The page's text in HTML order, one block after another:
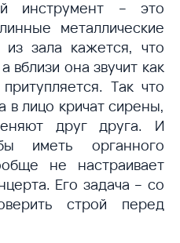
инструмент – это
металлические
зала кажется, что
вблизи она звучит как
Так что
в лицо кричат сирены,
друг друга. И
иметь органного
не настраивает
Его задача – со
строй перед